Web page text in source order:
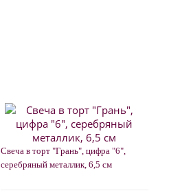
Свеча в торт "Грань", цифра "6",
серебряный металлик, 6,5 см